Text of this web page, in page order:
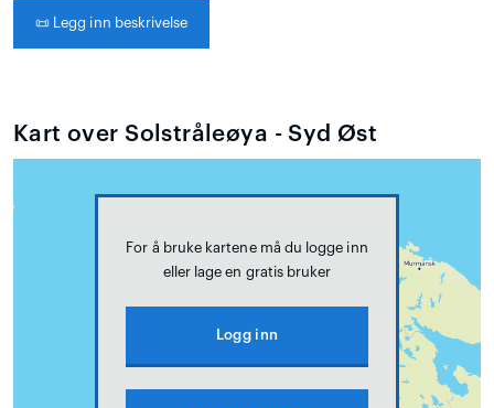
📜 Legg inn beskrivelse
Kart over Solstråleøya - Syd Øst
For å bruke kartene må du logge inn
eller lage en gratis bruker
Logg inn